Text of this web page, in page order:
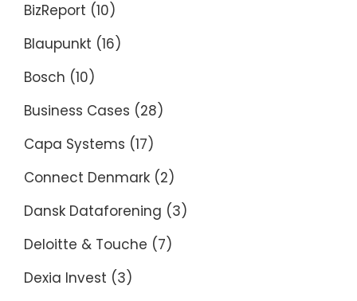
BizReport (10)
Blaupunkt (16)
Bosch (10)
Business Cases (28)
Capa Systems (17)
Connect Denmark (2)
Dansk Dataforening (3)
Deloitte & Touche (7)
Dexia Invest (3)